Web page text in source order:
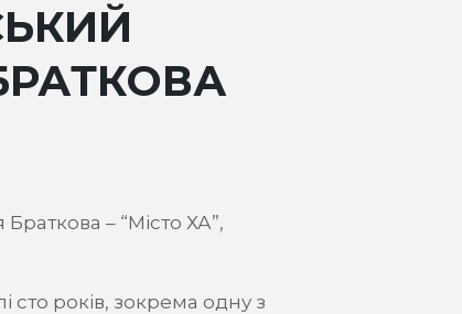
– “Місто ХА”,
років, зокрема одну з